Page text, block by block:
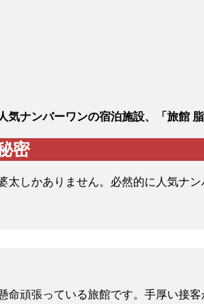
気ナンバーワンの宿泊施設、「旅館
密
太しかありません。必然的に人気ナン
命頑張っている旅館です。手厚い接客